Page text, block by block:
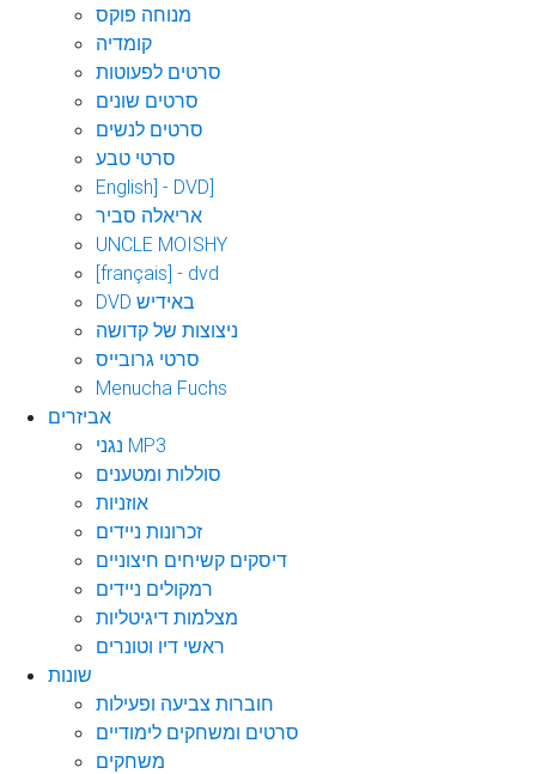
מנוחה פוקס
קומדיה
סרטים לפעוטות
סרטים שונים
סרטים לנשים
סרטי טבע
English] - DVD]
אריאלה סביר
UNCLE MOISHY
[français] - dvd
DVD באידיש
ניצוצות של קדושה
סרטי גרובייס
Menucha Fuchs
אביזרים
נגני MP3
סוללות ומטענים
אוזניות
זכרונות ניידים
דיסקים קשיחים חיצוניים
רמקולים ניידים
מצלמות דיגיטליות
ראשי דיו וטונרים
שונות
חוברות צביעה ופעילות
סרטים ומשחקים לימודיים
משחקים